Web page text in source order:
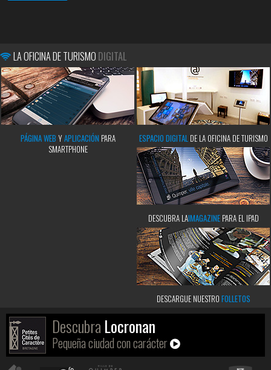
LA OFICINA DE TURISMO DIGITAL
PÁGINA WEB YAPLICACIÓN PARA
SMARTPHONE
ESPACIO DIGITAL DE LA OFICINA DE TURISMO
DESCUBRA LAIMAGAZINEPARA EL IPAD
DESCARGUE NUESTRO FOLLETOS
Descubra Locronan
Pequeña ciudad con carácter